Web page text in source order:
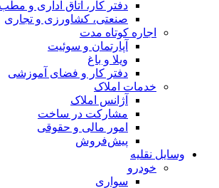
دفتر کار، اتاق اداری و مطب
صنعتی،‌ کشاورزی و تجاری
اجاره کوتاه مدت
آپارتمان و سوئیت
ویلا و باغ
دفتر کار و فضای آموزشی
خدمات املاک
آژانس املاک
مشارکت در ساخت
امور مالی و حقوقی
پیش‌فروش
وسایل نقلیه
خودرو
سواری